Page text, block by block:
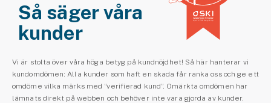
Så säger våra
kunder
Vi är stolta över våra höga betyg på kundnöjdhet! Så här hanterar vi
kundomdömen: Alla kunder som haft en skada får ranka oss och ge ett
omdöme vilka märks med ”verifierad kund”. Omärkta omdömen har
lämnats direkt på webben och behöver inte vara gjorda av kunder.